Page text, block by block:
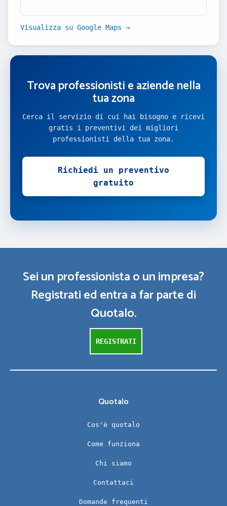
Visualizza su Google Maps →
Trova professionisti e aziende nella
tua zona
Cerca il servizio di cui hai bisogno e ricevi
gratis i preventivi dei migliori
professionisti della tua zona.
Richiedi un preventivo
gratuito
Sei un professionista o un impresa?
Registrati ed entra a far parte di
Quotalo.
REGISTRATI
Quotalo
Cos'è quotalo
Come funziona
Chi siamo
Contattaci
Domande frequenti